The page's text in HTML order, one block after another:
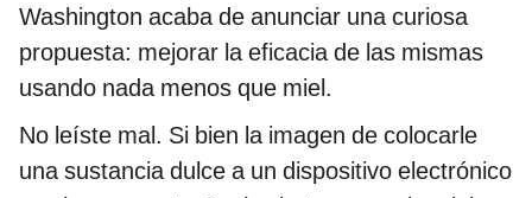
Washington acaba de anunciar una curiosa
propuesta: mejorar la eficacia de las mismas
usando nada menos que miel.
No leíste mal. Si bien la imagen de colocarle
una sustancia dulce a un dispositivo electrónico